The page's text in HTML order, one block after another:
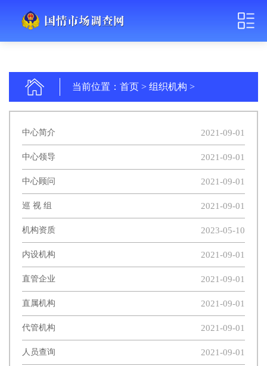
当前位置： 首页 > 组织机构 >
中心简介 2021-09-01
中心领导 2021-09-01
中心顾问 2021-09-01
巡 视 组 2021-09-01
机构资质 2023-05-10
内设机构 2021-09-01
直管企业 2021-09-01
直属机构 2021-09-01
代管机构 2021-09-01
人员查询 2021-09-01